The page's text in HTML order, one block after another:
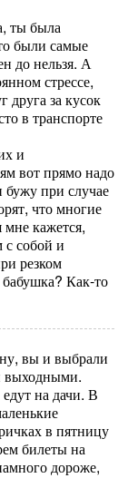
ты была
были самые
до нельзя. А
стрессе,
друга за кусок
в транспорте
и
вот прямо надо
бужу при случае
что многие
кажется,
с собой и
резком
Как-то
вы и выбрали
выходными.
на дачи. В
в пятницу
билеты на
дороже,